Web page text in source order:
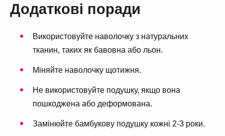
Додаткові поради
Використовуйте наволочку з натуральних
тканин, таких як бавовна або льон.
Міняйте наволочку щотижня.
Не використовуйте подушку, якщо вона
пошкоджена або деформована.
Замінюйте бамбукову подушку кожні 2-3 роки.